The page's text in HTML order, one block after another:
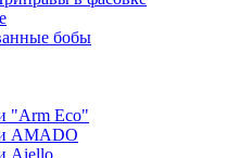
бобы
"Arm Eco"
AMADO
Aiello